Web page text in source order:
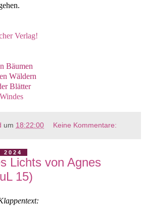
Verlag!
Bäumen
Wäldern
Blätter
um 18:22:00 Keine Kommentare:
Lichts von Agnes
15)